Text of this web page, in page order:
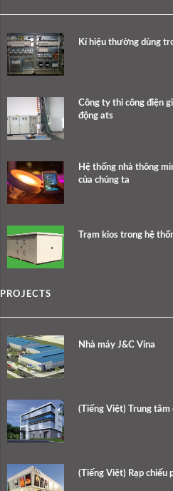
Kí hiệu thường dùng
Công ty thi công điện
động ats
Hệ thống nhà thông
của chúng ta
Trạm kios trong hệ
PROJECTS
Nhà máy J&C Vina
(Tiếng Việt) Trung
(Tiếng Việt) Rạp chiếu